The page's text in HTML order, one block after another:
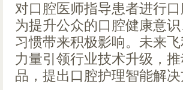
对口腔医师指导患者进行
为提升公众的口腔健康意
习惯带来积极影响。未来
力量引领行业技术升级，
品，提出口腔护理智能解决